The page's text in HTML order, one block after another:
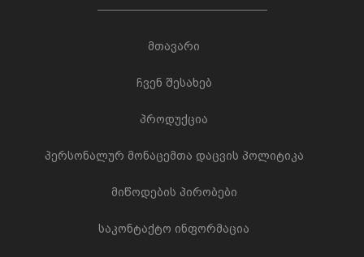
მთავარი
ჩვენ შესახებ
პროდუქცია
პერსონალურ მონაცემთა დაცვის პოლიტიკა
მიწოდების პირობები
საკონტაქტო ინფორმაცია